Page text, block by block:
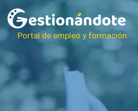
Portal de empleo y formación